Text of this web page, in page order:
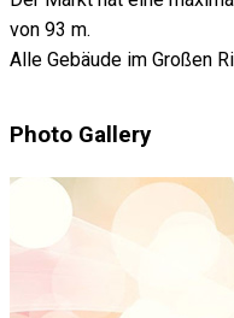
von 93 m.
Alle Gebäude im Großen
Photo Gallery